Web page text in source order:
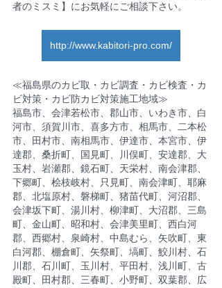
者のミスミ】にお気軽にご相談下さい。
http://www.kabitori-pro.com/
≪福島県のカビ取・カビ調査・カビ検査・カ
ビ対策・カビ防カビ対策施工地域≫
福島市、会津若松市、郡山市、いわき市、白
河市、須賀川市、喜多方市、相馬市、二本松
市、田村市、南相馬市、伊達市、本宮市、伊
達郡、桑折町、国見町、川俣町、安達郡、大
玉村、岩瀬郡、鏡石町、天栄村、南会津郡、
下郷町、桧枝岐村、只見町、南会津町、耶麻
郡、北塩原村、磐梯町、猪苗代町、河沼郡、
会津坂下町、湯川村、柳津町、大沼郡、三島
町、金山町、昭和村、会津美里町、西白河
郡、西郷村、泉崎村、中島むら、矢吹町、東
白河郡、棚倉町、矢祭町、塙町、鮫川村、石
川郡、石川町、玉川村、平田村、浅川町、古
殿町、田村郡、三春町、小野町、双葉郡、広